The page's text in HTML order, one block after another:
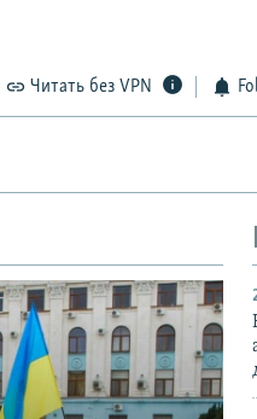
Читать без VPN